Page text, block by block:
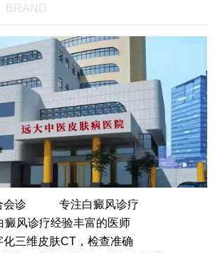
BRAND
会诊
专注白癜风诊疗
癜风诊疗经验丰富的医师
化三维皮肤CT，检查准确